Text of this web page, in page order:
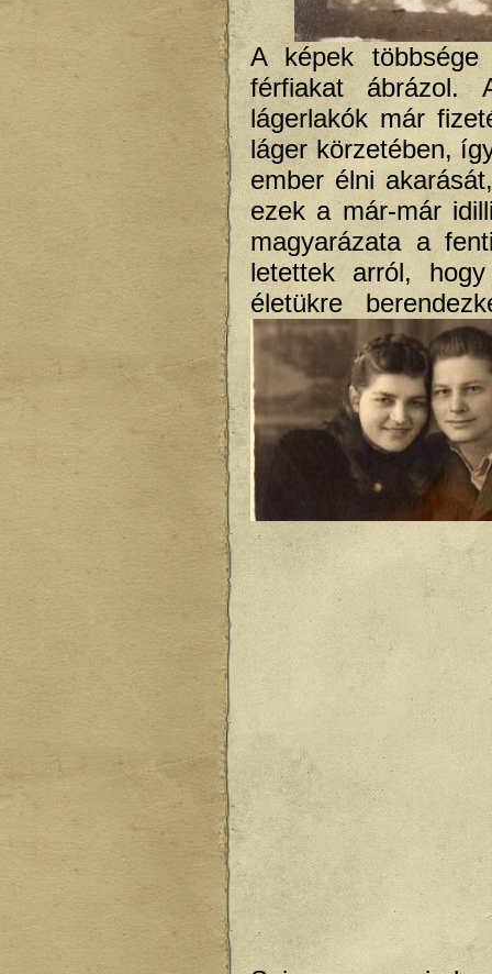
A képek
férfiakat ábrázol.
lágerlakók már
láger körzetében,
ember élni
ezek a már-már
magyarázata a
letettek arról,
életükre